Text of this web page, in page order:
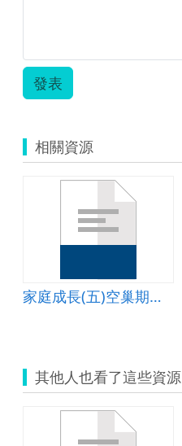
發表
相關資源
家庭成長(五)空巢期與老年父母篇教案
其他人也看了這些資源